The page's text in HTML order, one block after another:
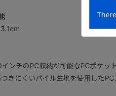
ンチのPC収納が可能なPCポケット
きにくいパイル生地を使用したPC